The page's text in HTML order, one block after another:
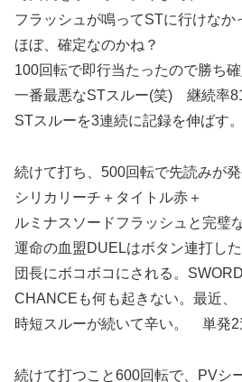
フラッシュが鳴ってSTに行けなか
ほぼ、確定なのかね？
100回転で即行当たったので勝ち
一番最悪なSTスルー(笑) 継続率
STスルーを3連続に記録を伸ばす。
続けて打ち、500回転で先読みが発
シリカリーチ＋タイトル赤＋
ルミナスソードフラッシュと完璧
運命の血盟DUELはボタン連打し
団長にボコボコにされる。SWORD
CHANCEも何も起きない。最近、
時短スルーが続いて辛い。 単発2
続けて打つこと600回転で、PVシ